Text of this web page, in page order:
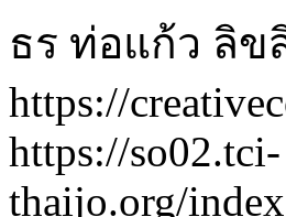
ธร ท่อแก้ว ลิข
https://
https://so02.tci-
thaijo.org/